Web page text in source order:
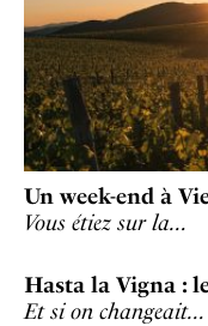
Un week-end à
Vous étiez sur la…
Hasta la Vigna :
Et si on changeait…